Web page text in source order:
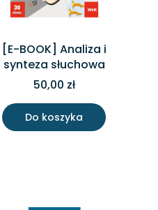
[E-BOOK] Analiza i
synteza słuchowa
50,00 zł
Do koszyka